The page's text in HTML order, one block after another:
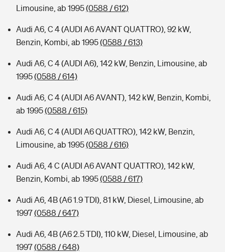
Limousine, ab 1995(0588 / 612)
Audi A6, C 4 (AUDI A6 AVANT QUATTRO), 92 kW,
Benzin, Kombi, ab 1995(0588 / 613)
Audi A6, C 4 (AUDI A6), 142 kW, Benzin, Limousine, ab
1995(0588 / 614)
Audi A6, C 4 (AUDI A6 AVANT), 142 kW, Benzin, Kombi,
ab 1995(0588 / 615)
Audi A6, C 4 (AUDI A6 QUATTRO), 142 kW, Benzin,
Limousine, ab 1995(0588 / 616)
Audi A6, 4 C (AUDI A6 AVANT QUATTRO), 142 kW,
Benzin, Kombi, ab 1995(0588 / 617)
Audi A6, 4B (A6 1.9 TDI), 81 kW, Diesel, Limousine, ab
1997(0588 / 647)
Audi A6, 4B (A6 2.5 TDI), 110 kW, Diesel, Limousine, ab
1997(0588 / 648)